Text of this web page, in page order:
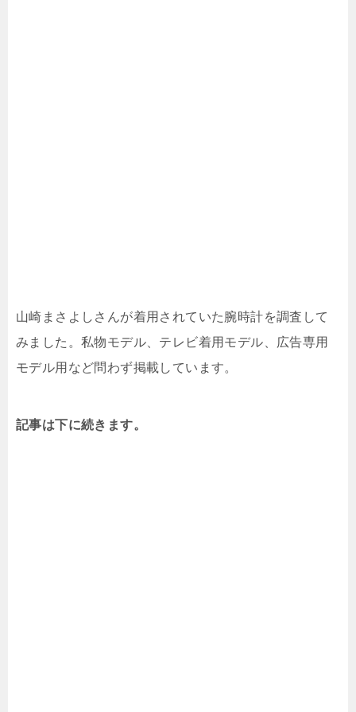
山崎まさよしさんが着用されていた腕時計を調査して
みました。私物モデル、テレビ着用モデル、広告専用
モデル用など問わず掲載しています。
記事は下に続きます。